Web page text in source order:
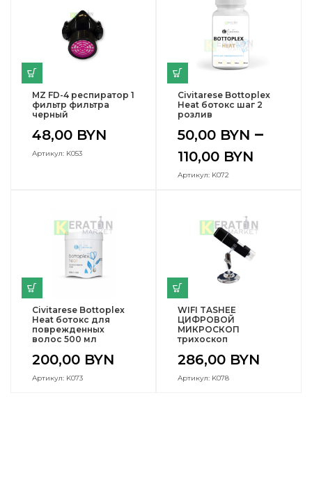
MZ FD-4 респиратор 1
фильтр фильтра
черный
48,00 BYN
Артикул: K053
Civitarese Bottoplex
Heat ботокс шаг 2
розлив
50,00 BYN –
110,00 BYN
Артикул: K072
Civitarese Bottoplex
Heat ботокс для
поврежденных
волос 500 мл
200,00 BYN
Артикул: K073
WIFI TASHEE
ЦИФРОВОЙ
МИКРОСКОП
трихоскоп
286,00 BYN
Артикул: K078